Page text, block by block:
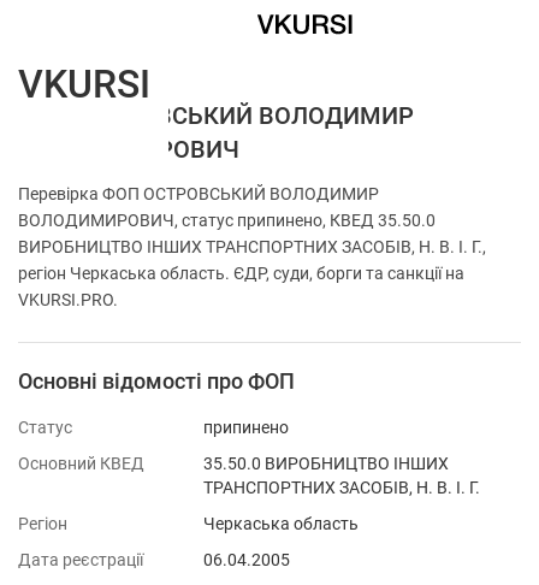
ФОП ОСТРОВСЬКИЙ ВОЛОДИМИР
ВОЛОДИМИРОВИЧ
Перевірка ФОП ОСТРОВСЬКИЙ ВОЛОДИМИР
ВОЛОДИМИРОВИЧ, статус припинено, КВЕД 35.50.0
ВИРОБНИЦТВО ІНШИХ ТРАНСПОРТНИХ ЗАСОБІВ, Н. В. І. Г.,
регіон Черкаська область. ЄДР, суди, борги та санкції на
VKURSI.PRO.
Основні відомості про ФОП
Статус
припинено
Основний КВЕД
35.50.0 ВИРОБНИЦТВО ІНШИХ
ТРАНСПОРТНИХ ЗАСОБІВ, Н. В. І. Г.
Регіон
Черкаська область
Дата реєстрації
06.04.2005
VKURSI